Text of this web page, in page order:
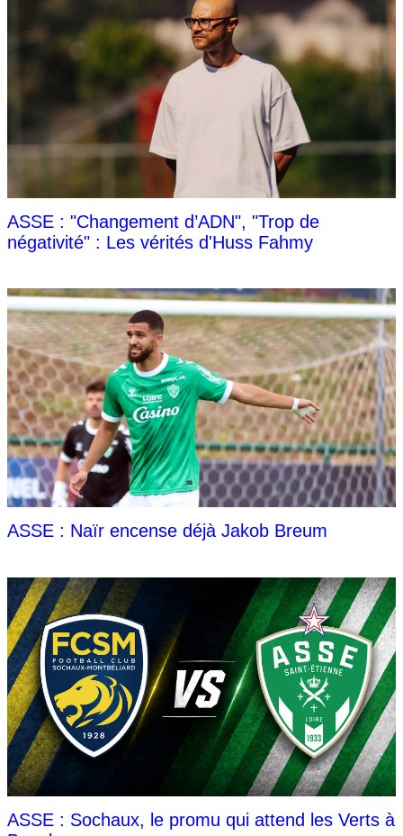
ASSE : "Changement d’ADN", "Trop de
négativité" : Les vérités d'Huss Fahmy
ASSE : Naïr encense déjà Jakob Breum
ASSE : Sochaux, le promu qui attend les Verts à